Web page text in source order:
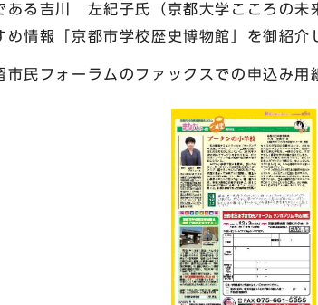
る吉川 左紀子氏（京都大学こころの未
情報「京都市学校歴史博物館」を御紹介
民フォーラムのファックスでの申込み用